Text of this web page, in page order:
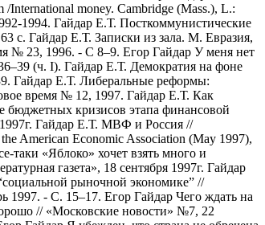
International money. Cambridge (Mass.), L.:
1994. Гайдар Е.Т. Посткоммунистические
с. Гайдар Е.Т. Записки из зала. М. Евразия,
№ 23, 1996. - С 8–9. Егор Гайдар У меня нет
(ч. I). Гайдар Е.Т. Демократия на фоне
Гайдар Е.Т. Либеральные реформы:
время № 12, 1997. Гайдар Е.Т. Как
бюджетных кризисов этапа финансовой
Гайдар Е.Т. МВФ и Россия //
American Economic Association (May 1997),
таки «Яблоко» хочет взять много и
газета», 18 сентября 1997г. Гайдар
рыночной экономике” //
1997. - С. 15–17. Егор Гайдар Чего ждать на
// «Московские новости» №7, 22